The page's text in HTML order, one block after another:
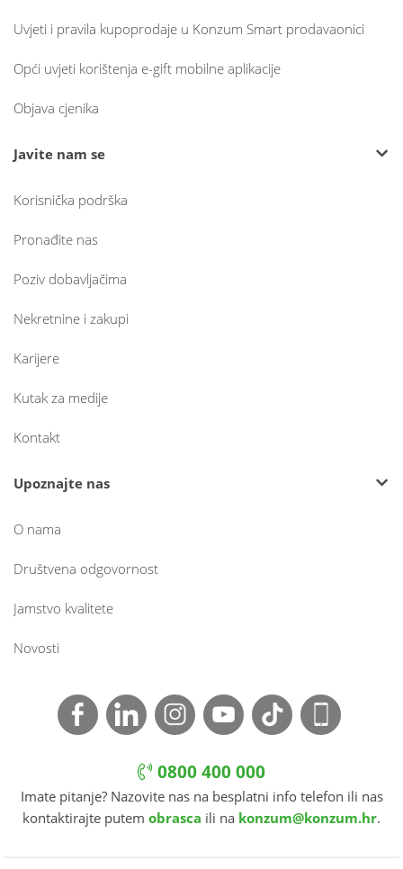
Uvjeti i pravila kupoprodaje u Konzum Smart prodavaonici
Opći uvjeti korištenja e-gift mobilne aplikacije
Objava cjenika
Javite nam se
Korisnička podrška
Pronađite nas
Poziv dobavljačima
Nekretnine i zakupi
Karijere
Kutak za medije
Kontakt
Upoznajte nas
O nama
Društvena odgovornost
Jamstvo kvalitete
Novosti
0800 400 000
Imate pitanje? Nazovite nas na besplatni info telefon ili nas
kontaktirajte putem obrasca ili na konzum@konzum.hr.